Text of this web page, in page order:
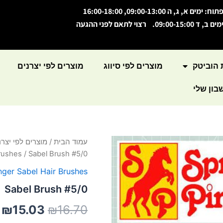
פתוח: ימים א, ג, ה 09:00-13:00, 16:00-18:00
ימים ב, ד 09:00-15:00. רצוי לתאם לפני ההגעה
הוביטק מוצרים לפי סיווג מוצרים לפי יצרנים
שלי
עמוד הבית / מוצרים לפי
/ Sabel Brush #5/0
Sabel Hair Brushes
Sabel Brush #5/0
₪16.70
המחיר
המקורי
היה:
₪16.70.
₪15.03